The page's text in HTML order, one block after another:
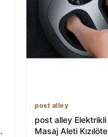
post alley
post alley
Masaj Aleti